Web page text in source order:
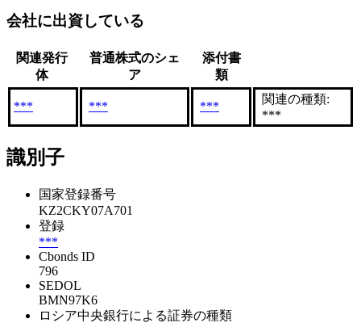
会社に出資している
関連発行
体
普通株式のシェ
ア
添付書
類
*** *** ***
関連の種類:
***
識別子
国家登録番号
KZ2CKY07A701
登録
***
Cbonds ID
796
SEDOL
BMN97K6
ロシア中央銀行による証券の種類